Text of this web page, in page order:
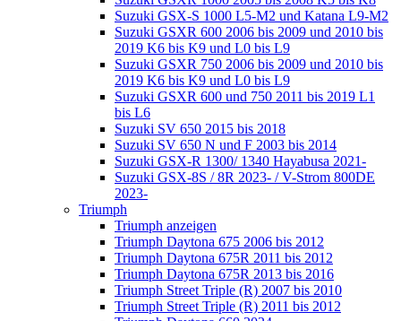
Suzuki GSX-S 1000 L5-M2 und Katana L9-M2
Suzuki GSXR 600 2006 bis 2009 und 2010 bis
2019 K6 bis K9 und L0 bis L9
Suzuki GSXR 750 2006 bis 2009 und 2010 bis
2019 K6 bis K9 und L0 bis L9
Suzuki GSXR 600 und 750 2011 bis 2019 L1
bis L6
Suzuki SV 650 2015 bis 2018
Suzuki SV 650 N und F 2003 bis 2014
Suzuki GSX-R 1300/ 1340 Hayabusa 2021-
Suzuki GSX-8S / 8R 2023- / V-Strom 800DE
2023-
Triumph
Triumph anzeigen
Triumph Daytona 675 2006 bis 2012
Triumph Daytona 675R 2011 bis 2012
Triumph Daytona 675R 2013 bis 2016
Triumph Street Triple (R) 2007 bis 2010
Triumph Street Triple (R) 2011 bis 2012